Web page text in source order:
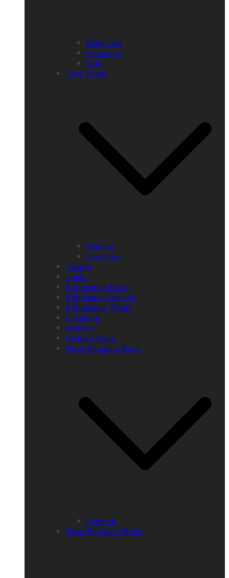
Magelang
Semarang
Solo
Jawa Timur
Malang
Surabaya
Jakarta
Jambi
Kalimantan Barat
Kalimantan Selatan
Kalimantan Timur
Lampung
Maluku
Maluku Utara
Nusa Tenggara Barat
Lombok
Nusa Tenggara Timur